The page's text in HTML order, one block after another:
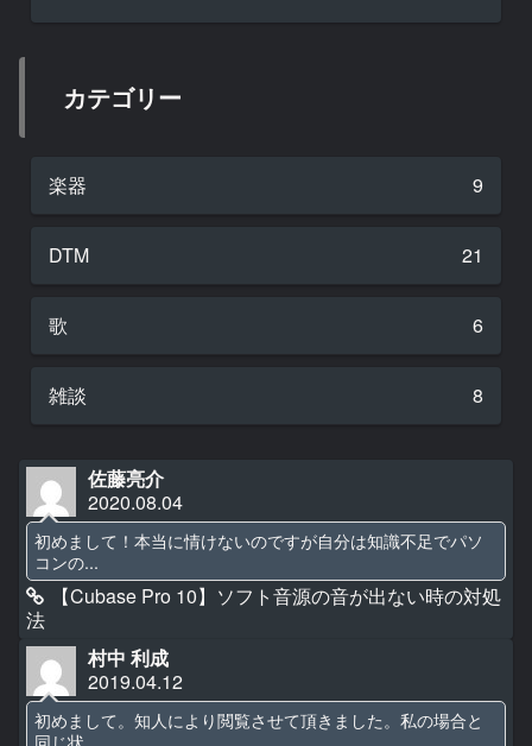
カテゴリー
楽器 9
DTM 21
歌 6
雑談 8
佐藤亮介
2020.08.04
初めまして！本当に情けないのですが自分は知識不足でパソ
コンの...
【Cubase Pro 10】ソフト音源の音が出ない時の対処
法
村中 利成
2019.04.12
初めまして。知人により閲覧させて頂きました。私の場合と
同じ状...